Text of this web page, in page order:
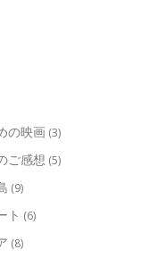
の映画 (3)
ご感想 (5)
(9)
ト (6)
(8)